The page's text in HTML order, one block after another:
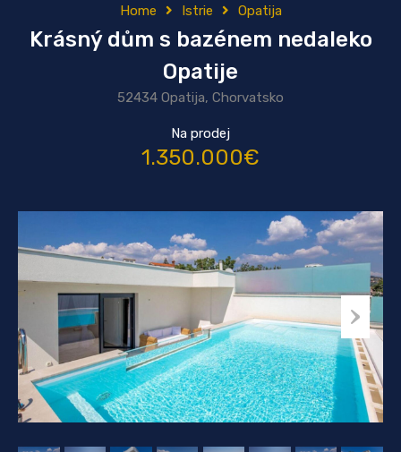
Home Istrie Opatija
Krásný dům s bazénem nedaleko
Opatije
52434 Opatija, Chorvatsko
Na prodej
1.350.000€